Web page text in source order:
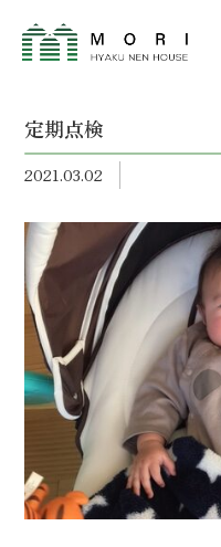
株式会社
コンセプト
定期点検
2021.03.02